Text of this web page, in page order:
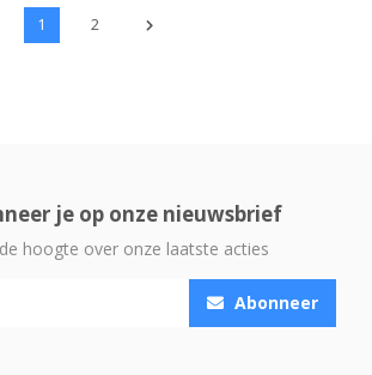
1 2
je op onze nieuwsbrief
hoogte over onze laatste acties
Abonneer